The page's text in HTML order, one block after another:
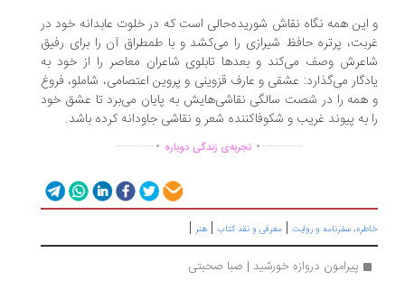
و این همه نگاه نقاش شوریده‌حالی است که در خلوت عابدانه خود در
غربت، پرتره حافظ شیرازی را می‌کشد و با طمطراق آن را برای رفیق
شاعرش وصف می‌کند و بعدها تابلوی شاعران معاصر را از خود به
یادگار می‌گذارد: عشقی و عارف قزوینی و پروین اعتصامی، شاملو، فروغ
و همه را در شصت ‌سالگی نقاشی‌هایش به پایان می‌برد تا عشق خود
را به پیوند غریب و شکوفاکننده شعر و نقاشی جاودانه کرده باشد.
...............
. تجربه‌ی زندگی دوباره .
..............
خاطره، سفرنامه‌ و روایت | معرفی و نقد کتاب | هنر |
پیرامون دروازه خورشید | صبا صحبتی